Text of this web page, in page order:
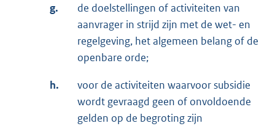
g.
de doelstellingen of activiteiten van
aanvrager in strijd zijn met de wet- en
regelgeving, het algemeen belang of de
openbare orde;
h.
voor de activiteiten waarvoor subsidie
wordt gevraagd geen of onvoldoende
gelden op de begroting zijn